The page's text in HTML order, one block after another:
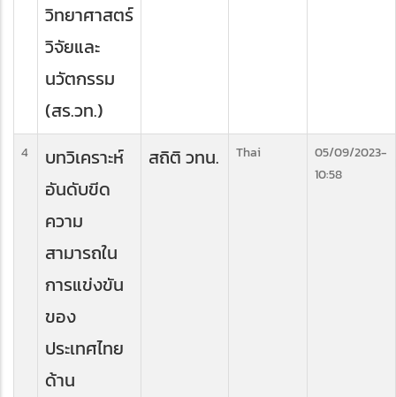
วิทยาศาสตร์
วิจัยและ
นวัตกรรม
(สร.วท.)
4
บทวิเคราะห์
อันดับขีด
ความ
สามารถใน
การแข่งขัน
ของ
ประเทศไทย
ด้าน
สถิติ วทน. Thai
05/09/2023-
10:58